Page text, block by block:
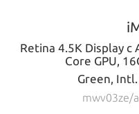
Retina 4.5K Display с
Core GPU,
Green, Intl.
mwv03ze/a